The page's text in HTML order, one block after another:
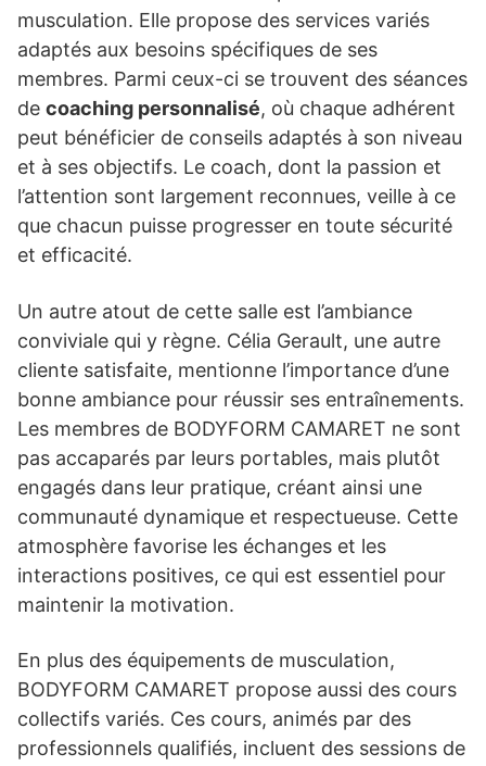
musculation. Elle propose des services variés
adaptés aux besoins spécifiques de ses
membres. Parmi ceux-ci se trouvent des séances
de coaching personnalisé, où chaque adhérent
peut bénéficier de conseils adaptés à son niveau
et à ses objectifs. Le coach, dont la passion et
l’attention sont largement reconnues, veille à ce
que chacun puisse progresser en toute sécurité
et efficacité.
Un autre atout de cette salle est l’ambiance
conviviale qui y règne. Célia Gerault, une autre
cliente satisfaite, mentionne l’importance d’une
bonne ambiance pour réussir ses entraînements.
Les membres de BODYFORM CAMARET ne sont
pas accaparés par leurs portables, mais plutôt
engagés dans leur pratique, créant ainsi une
communauté dynamique et respectueuse. Cette
atmosphère favorise les échanges et les
interactions positives, ce qui est essentiel pour
maintenir la motivation.
En plus des équipements de musculation,
BODYFORM CAMARET propose aussi des cours
collectifs variés. Ces cours, animés par des
professionnels qualifiés, incluent des sessions de